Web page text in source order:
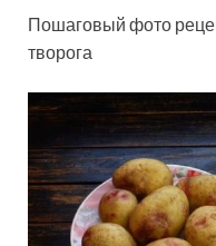
Пошаговый фото
творога